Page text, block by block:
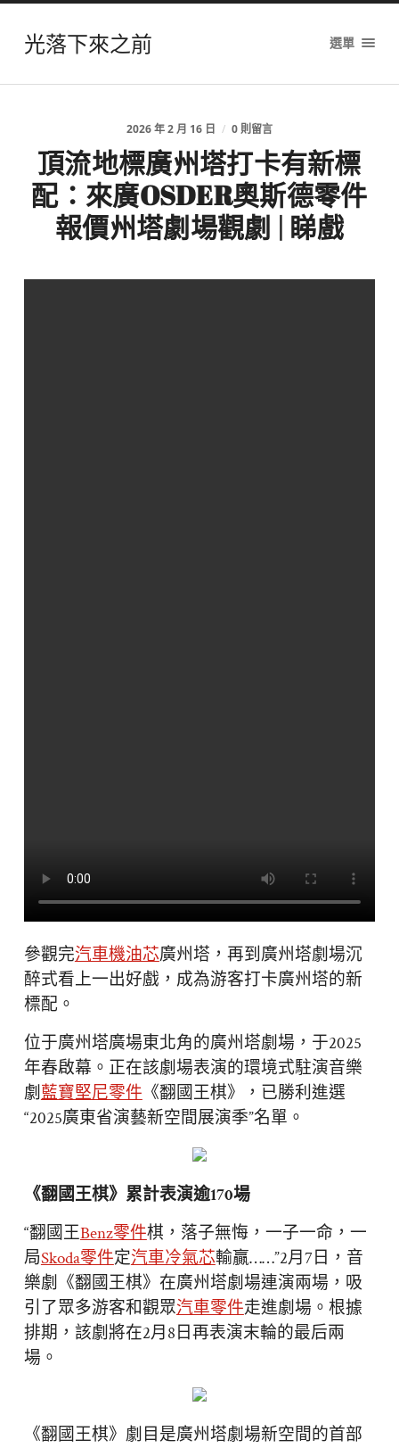
光落下來之前 選單
2026 年 2 月 16 日 / 0 則留言
頂流地標廣州塔打卡有新標
配：來廣OSDER奧斯德零件
報價州塔劇場觀劇 | 睇戲
參觀完汽車機油芯廣州塔，再到廣州塔劇場沉
醉式看上一出好戲，成為游客打卡廣州塔的新
標配。
位于廣州塔廣場東北角的廣州塔劇場，于2025
年春啟幕。正在該劇場表演的環境式駐演音樂
劇藍寶堅尼零件《翻國王棋》，已勝利進選
“2025廣東省演藝新空間展演季”名單。
《翻國王棋》累計表演逾170場
“翻國王Benz零件棋，落子無悔，一子一命，一
局Skoda零件定汽車冷氣芯輸贏……”2月7日，音
樂劇《翻國王棋》在廣州塔劇場連演兩場，吸
引了眾多游客和觀眾汽車零件走進劇場。根據
排期，該劇將在2月8日再表演末輪的最后兩
場。
《翻國王棋》劇目是廣州塔劇場新空間的首部